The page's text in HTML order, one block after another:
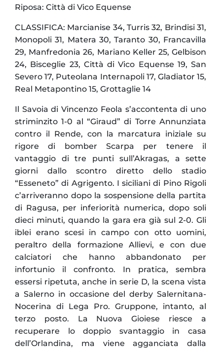
Riposa: Città di Vico Equense
CLASSIFICA: Marcianise 34, Turris 32, Brindisi 31,
Monopoli 31, Matera 30, Taranto 30, Francavilla
29, Manfredonia 26, Mariano Keller 25, Gelbison
24, Bisceglie 23, Città di Vico Equense 19, San
Severo 17, Puteolana Internapoli 17, Gladiator 15,
Real Metapontino 15, Grottaglie 14
Il Savoia di Vincenzo Feola s’accontenta di uno
striminzito 1-0 al “Giraud” di Torre Annunziata
contro il Rende, con la marcatura iniziale su
rigore di bomber Scarpa per tenere il
vantaggio di tre punti sull’Akragas, a sette
giorni dallo scontro diretto dello stadio
“Esseneto” di Agrigento. I siciliani di Pino Rigoli
c’arriveranno dopo la sospensione della partita
di Ragusa, per inferiorità numerica, dopo soli
dieci minuti, quando la gara era già sul 2-0. Gli
iblei erano scesi in campo con otto uomini,
peraltro della formazione Allievi, e con due
calciatori che hanno abbandonato per
infortunio il confronto. In pratica, sembra
essersi ripetuta, anche in serie D, la scena vista
a Salerno in occasione del derby Salernitana-
Nocerina di Lega Pro. Gruppone, intanto, al
terzo posto. La Nuova Gioiese riesce a
recuperare lo doppio svantaggio in casa
dell’Orlandina, ma viene agganciata dalla